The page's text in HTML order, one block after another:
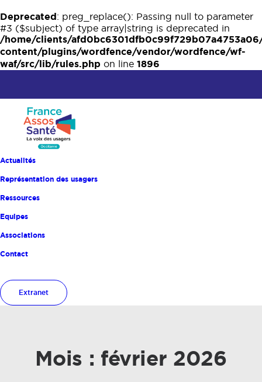
Deprecated: preg_replace(): Passing null to parameter
#3 ($subject) of type array|string is deprecated in
/home/clients/
content/plugins/wordfence/vendor/wordfence/wf-
waf/src/lib/rules.php on line 1896
Actualités
Représentation des usagers
Ressources
Equipes
Associations
Contact
Extranet
Mois : février 2026